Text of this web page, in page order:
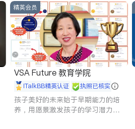
精英会员
VSA Future 教育学院
iTalkBB精英认证 执照已核实
孩子美好的未来始于早期能力的培
养，用愿景激发孩子的学习潜力和